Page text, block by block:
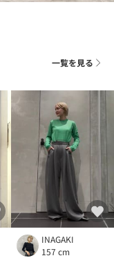
一覧を見る
INAGAKI
157 cm